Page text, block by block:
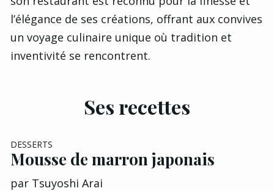
l’élégance de ses créations, offrant aux convives
un voyage culinaire unique où tradition et
inventivité se rencontrent.
Ses recettes
DESSERTS
Mousse de marron japonais
par Tsuyoshi Arai